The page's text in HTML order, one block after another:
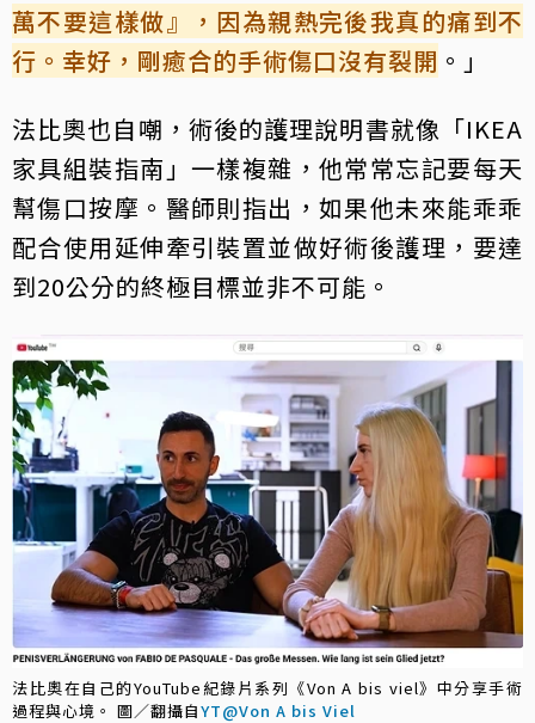
萬不要這樣做』，因為親熱完後我真的痛到不
行。幸好，剛癒合的手術傷口沒有裂開 。」
法比奧也自嘲，術後的護理說明書就像「IKEA
家具組裝指南」一樣複雜，他常常忘記要每天
幫傷口按摩。醫師則指出，如果他未來能乖乖
配合使用延伸牽引裝置並做好術後護理，要達
到20公分的終極目標並非不可能。
法比奧在自己的YouTube紀錄片系列《Von A bis viel》中分享手術
過程與心境。 圖／翻攝自YT@Von A bis Viel